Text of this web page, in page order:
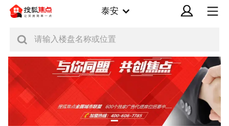
泰安
请输入楼盘名称或位置